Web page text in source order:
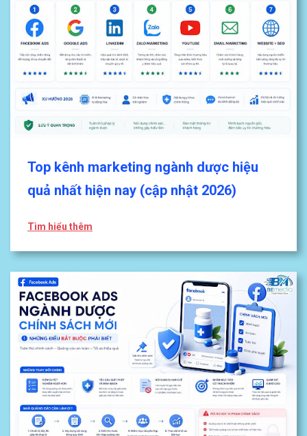
Top kênh marketing ngành dược hiệu
quả nhất hiện nay (cập nhật 2026)
Tìm hiểu thêm